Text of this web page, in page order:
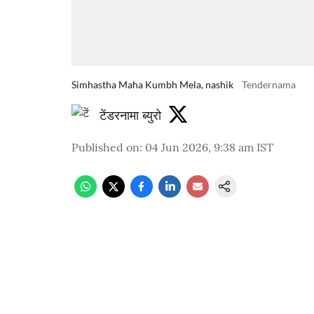
Simhastha Maha Kumbh Mela, nashik Tendernama
टेंडरनामा ब्युरो
Published on: 04 Jun 2026, 9:38 am IST